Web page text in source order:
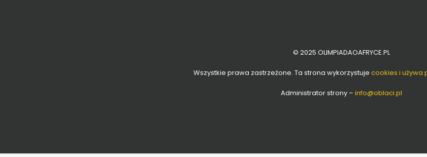
© 2025 OLIMPIADAOAFRYCE.PL
Wszystkie prawa zastrzeżone. Ta strona wykorzystuje cookies i używa
Administrator strony – info@oblaci.pl